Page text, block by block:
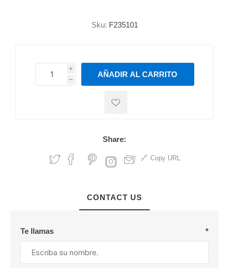
Sku: F235101
i
h
h
AÑADIR AL CARRITO
Share:
Copy URL
CONTACT US
Te llamas *